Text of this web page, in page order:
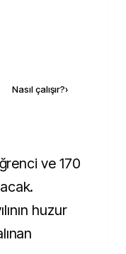
Nasıl çalışır?›
huzur